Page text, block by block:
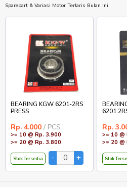
Sparepart & Variasi Motor Terlaris Bulan Ini
BEARING KGW 6201-2RS
PRESS
Rp. 4.000 / PCS
>= 10 @ Rp. 3.900
>= 20 @ Rp. 3.800
Stok Tersedia
6201
Rp.
>= 10 @
>= 20 @
Stok